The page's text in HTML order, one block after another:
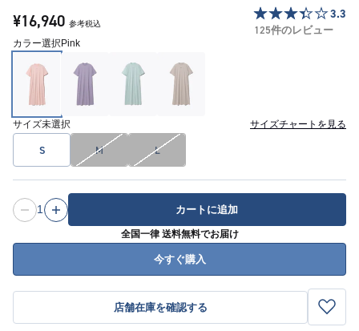
¥16,940 参考税込
3.3
125件のレビュー
カラー選択 Pink
サイズ未選択 サイズチャートを見る
S M L
1 カートに追加
全国一律 送料無料でお届け
今すぐ購入
店舗在庫を確認する